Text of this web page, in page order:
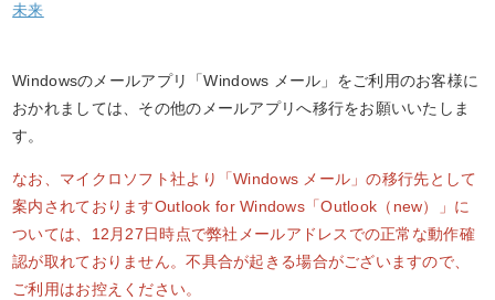
未来
Windowsのメールアプリ「Windows メール」をご利用のお客様に
おかれましては、その他のメールアプリへ移行をお願いいたしま
す。
なお、マイクロソフト社より「Windows メール」の移行先として
案内されておりますOutlook for Windows「Outlook（new）」に
ついては、12月27日時点で弊社メールアドレスでの正常な動作確
認が取れておりません。不具合が起きる場合がございますので、
ご利用はお控えください。